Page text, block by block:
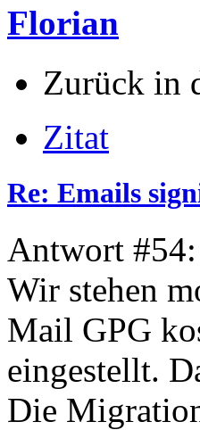
Florian
Zurück in
Zitat
Re: Emails
Antwort
Wir stehen
Mail GPG
eingestellt.
Die